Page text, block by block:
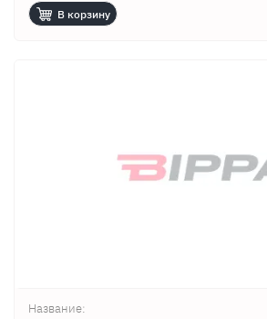
В корзину
Название: